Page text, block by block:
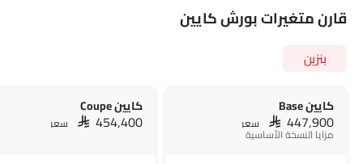
قارن متغيرات بورش كايين
بنزين
كايين Base
SAR 447,900 سعر
مزايا النسخة الأساسية
كايين Coupe
SAR 454,400 سعر
سياسة الخصوصيةof Cardekho
Link Your Google Account